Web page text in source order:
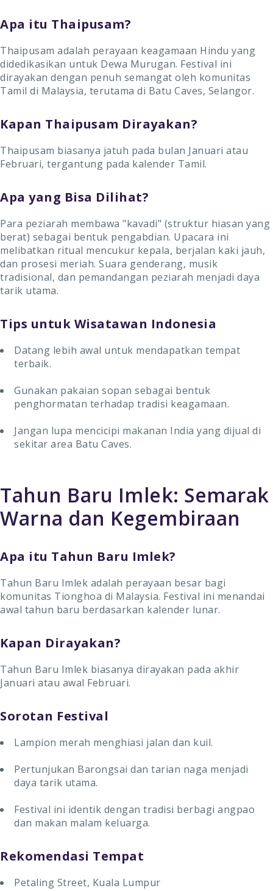
Apa itu Thaipusam?
Thaipusam adalah perayaan keagamaan Hindu yang
didedikasikan untuk Dewa Murugan. Festival ini
dirayakan dengan penuh semangat oleh komunitas
Tamil di Malaysia, terutama di Batu Caves, Selangor.
Kapan Thaipusam Dirayakan?
Thaipusam biasanya jatuh pada bulan Januari atau
Februari, tergantung pada kalender Tamil.
Apa yang Bisa Dilihat?
Para peziarah membawa "kavadi" (struktur hiasan yang
berat) sebagai bentuk pengabdian. Upacara ini
melibatkan ritual mencukur kepala, berjalan kaki jauh,
dan prosesi meriah. Suara genderang, musik
tradisional, dan pemandangan peziarah menjadi daya
tarik utama.
Tips untuk Wisatawan Indonesia
Datang lebih awal untuk mendapatkan tempat
terbaik.
Gunakan pakaian sopan sebagai bentuk
penghormatan terhadap tradisi keagamaan.
Jangan lupa mencicipi makanan India yang dijual di
sekitar area Batu Caves.
Tahun Baru Imlek: Semarak
Warna dan Kegembiraan
Apa itu Tahun Baru Imlek?
Tahun Baru Imlek adalah perayaan besar bagi
komunitas Tionghoa di Malaysia. Festival ini menandai
awal tahun baru berdasarkan kalender lunar.
Kapan Dirayakan?
Tahun Baru Imlek biasanya dirayakan pada akhir
Januari atau awal Februari.
Sorotan Festival
Lampion merah menghiasi jalan dan kuil.
Pertunjukan Barongsai dan tarian naga menjadi
daya tarik utama.
Festival ini identik dengan tradisi berbagi angpao
dan makan malam keluarga.
Rekomendasi Tempat
Petaling Street, Kuala Lumpur